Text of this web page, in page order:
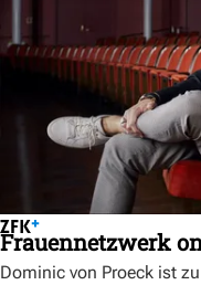
Frauennetzwerk
Dominic von Proeck ist